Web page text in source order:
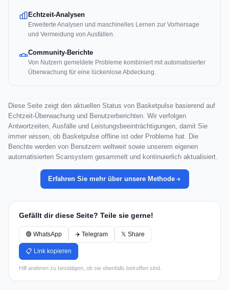
Echtzeit-Analysen
Erweiterte Analysen und maschinelles Lernen zur Vorhersage
und Vermeidung von Ausfällen.
Community-Berichte
Von Nutzern gemeldete Probleme kombiniert mit automatisierter
Überwachung für eine lückenlose Abdeckung.
Diese Seite zeigt den aktuellen Status von Basketpulse basierend auf
Echtzeit-Überwachung und Benutzerberichten. Wir verfolgen
Antwortzeiten, Ausfälle und Leistungsbeeinträchtigungen, damit Sie
immer wissen, ob Basketpulse offline ist oder Probleme hat. Die
Berichte werden von Benutzern weltweit sowie unserem eigenen
automatisierten Scansystem gesammelt und kontinuierlich aktualisiert.
Erfahren Sie mehr über unsere Methode
Gefällt dir diese Seite? Teile sie gerne!
🟢 WhatsApp ✈️ Telegram 𝕏 Share
📋 Link kopieren
Hilf anderen zu bestätigen, ob sie ebenfalls betroffen sind.